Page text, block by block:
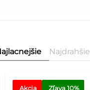
Najdrahšie
Akcia Zľava 10%